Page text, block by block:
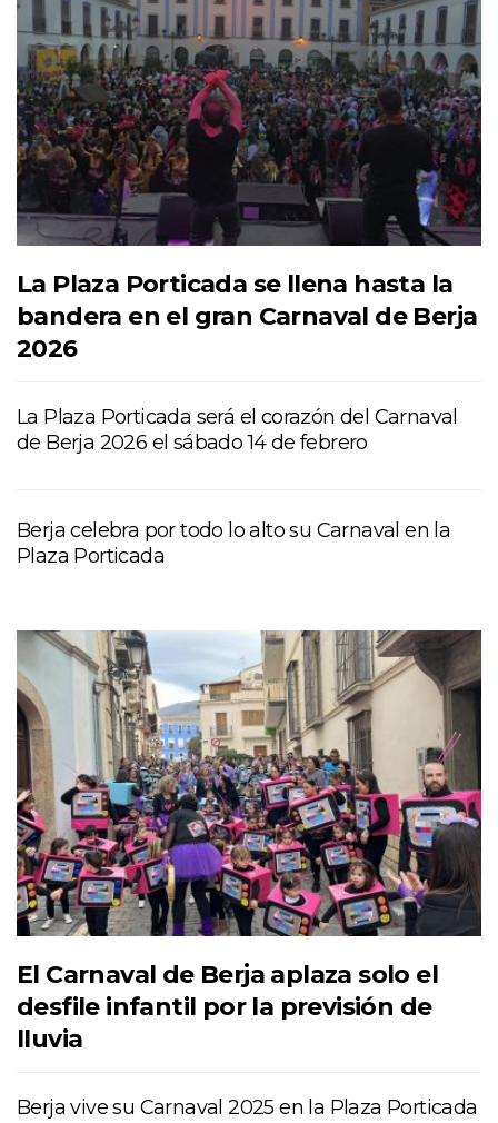
La Plaza Porticada se llena hasta la
bandera en el gran Carnaval de Berja
2026
La Plaza Porticada será el corazón del Carnaval
de Berja 2026 el sábado 14 de febrero
Berja celebra por todo lo alto su Carnaval en la
Plaza Porticada
El Carnaval de Berja aplaza solo el
desfile infantil por la previsión de
lluvia
Berja vive su Carnaval 2025 en la Plaza Porticada